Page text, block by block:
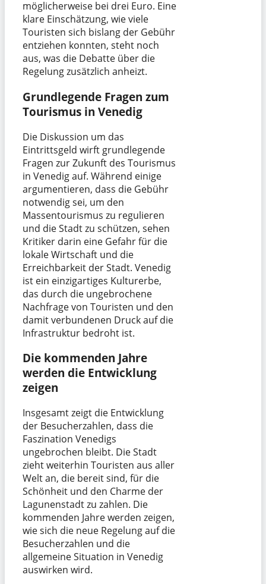
möglicherweise bei drei Euro. Eine
klare Einschätzung, wie viele
Touristen sich bislang der Gebühr
entziehen konnten, steht noch
aus, was die Debatte über die
Regelung zusätzlich anheizt.
Grundlegende Fragen zum
Tourismus in Venedig
Die Diskussion um das
Eintrittsgeld wirft grundlegende
Fragen zur Zukunft des Tourismus
in Venedig auf. Während einige
argumentieren, dass die Gebühr
notwendig sei, um den
Massentourismus zu regulieren
und die Stadt zu schützen, sehen
Kritiker darin eine Gefahr für die
lokale Wirtschaft und die
Erreichbarkeit der Stadt. Venedig
ist ein einzigartiges Kulturerbe,
das durch die ungebrochene
Nachfrage von Touristen und den
damit verbundenen Druck auf die
Infrastruktur bedroht ist.
Die kommenden Jahre
werden die Entwicklung
zeigen
Insgesamt zeigt die Entwicklung
der Besucherzahlen, dass die
Faszination Venedigs
ungebrochen bleibt. Die Stadt
zieht weiterhin Touristen aus aller
Welt an, die bereit sind, für die
Schönheit und den Charme der
Lagunenstadt zu zahlen. Die
kommenden Jahre werden zeigen,
wie sich die neue Regelung auf die
Besucherzahlen und die
allgemeine Situation in Venedig
auswirken wird.